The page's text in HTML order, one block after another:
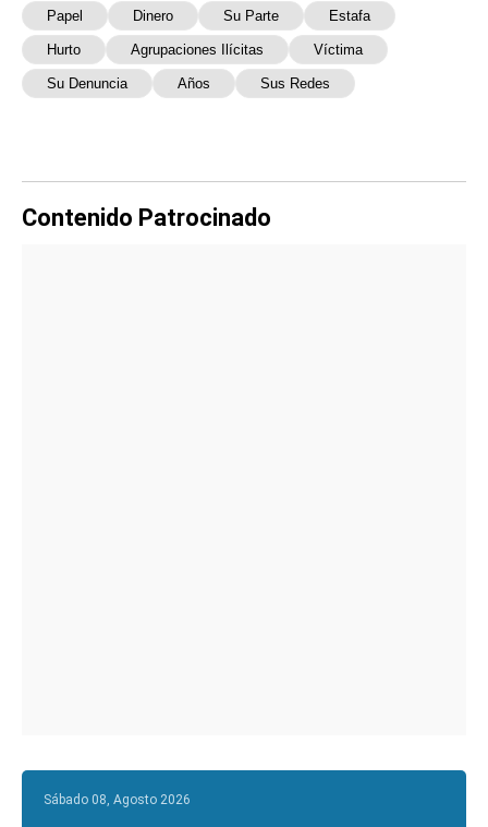
Papel Dinero Su Parte Estafa
Hurto Agrupaciones Ilícitas Víctima
Su Denuncia Años Sus Redes
Contenido Patrocinado
Sábado 08, Agosto 2026